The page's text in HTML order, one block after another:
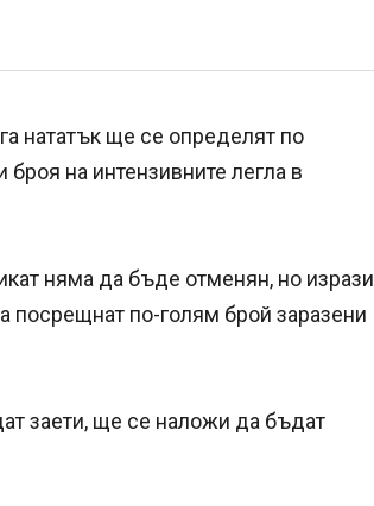
нататък ще се определят по
на интензивните легла в
няма да бъде отменян, но изрази
посрещнат по-голям брой заразени
заети, ще се наложи да бъдат